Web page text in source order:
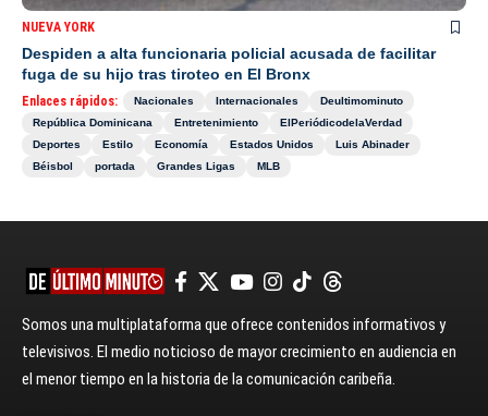
NUEVA YORK
Despiden a alta funcionaria policial acusada de facilitar
fuga de su hijo tras tiroteo en El Bronx
Enlaces rápidos: Nacionales Internacionales
Deultimominuto
República Dominicana
Entretenimiento
ElPeriódicodelaVerdad
Deportes
Estilo Economía Estados Unidos
Luis Abinader
Béisbol
portada Grandes Ligas MLB
Somos una multiplataforma que ofrece contenidos informativos y
televisivos. El medio noticioso de mayor crecimiento en audiencia en
el menor tiempo en la historia de la comunicación caribeña.